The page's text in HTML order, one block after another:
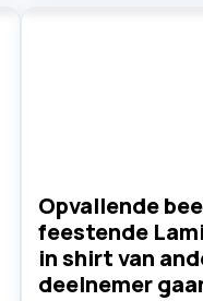
Opvallende
feestende
in shirt van
deelnemer